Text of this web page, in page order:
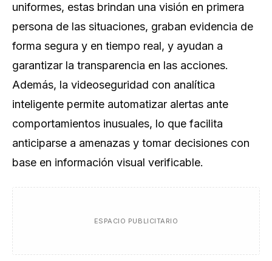
uniformes, estas brindan una visión en primera
persona de las situaciones, graban evidencia de
forma segura y en tiempo real, y ayudan a
garantizar la transparencia en las acciones.
Además, la videoseguridad con analítica
inteligente permite automatizar alertas ante
comportamientos inusuales, lo que facilita
anticiparse a amenazas y tomar decisiones con
base en información visual verificable.
ESPACIO PUBLICITARIO